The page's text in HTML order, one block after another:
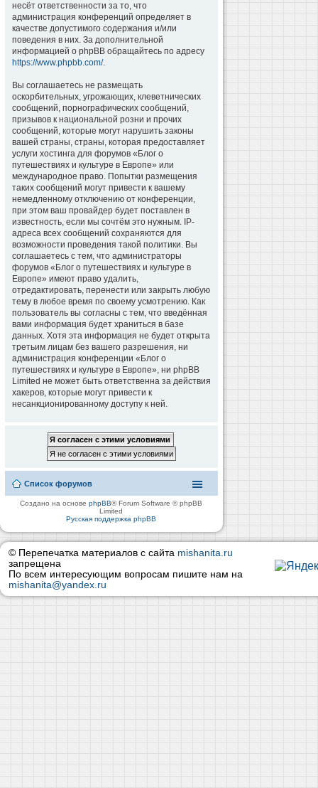
несёт ответственности за то, что
администрация конференций определяет в
качестве допустимого содержания и/или
поведения в них. За дополнительной
информацией о phpBB обращайтесь по адресу
https://www.phpbb.com/.
Вы соглашаетесь не размещать
оскорбительных, угрожающих, клеветнических
сообщений, порнографических сообщений,
призывов к национальной розни и прочих
сообщений, которые могут нарушить законы
вашей страны, страны, которая предоставляет
услуги хостинга для форумов «Блог о
путешествиях и культуре в Европе» или
международное право. Попытки размещения
таких сообщений могут привести к вашему
немедленному отключению от конференции,
при этом ваш провайдер будет поставлен в
известность, если мы сочтём это нужным. IP-
адреса всех сообщений сохраняются для
возможности проведения такой политики. Вы
соглашаетесь с тем, что администраторы
форумов «Блог о путешествиях и культуре в
Европе» имеют право удалить,
отредактировать, перенести или закрыть любую
тему в любое время по своему усмотрению. Как
пользователь вы согласны с тем, что введённая
вами информация будет храниться в базе
данных. Хотя эта информация не будет открыта
третьим лицам без вашего разрешения, ни
администрация конференции «Блог о
путешествиях и культуре в Европе», ни phpBB
Limited не может быть ответственна за действия
хакеров, которые могут привести к
несанкционированному доступу к ней.
Список форумов
Создано на основеphpBB® Forum Software © phpBB
Limited
Русская поддержка phpBB
© Перепечатка материалов с сайта mishanita.ru
запрещена
По всем интересующим вопросам пишите нам на
mishanita@yandex.ru